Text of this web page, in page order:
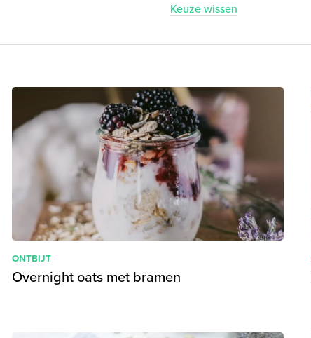
Keuze wissen
ONTBIJT
Overnight oats met bramen